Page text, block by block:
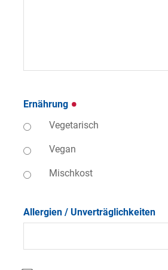
Ernährung
Vegetarisch
Vegan
Mischkost
Allergien / Unverträglichkeiten